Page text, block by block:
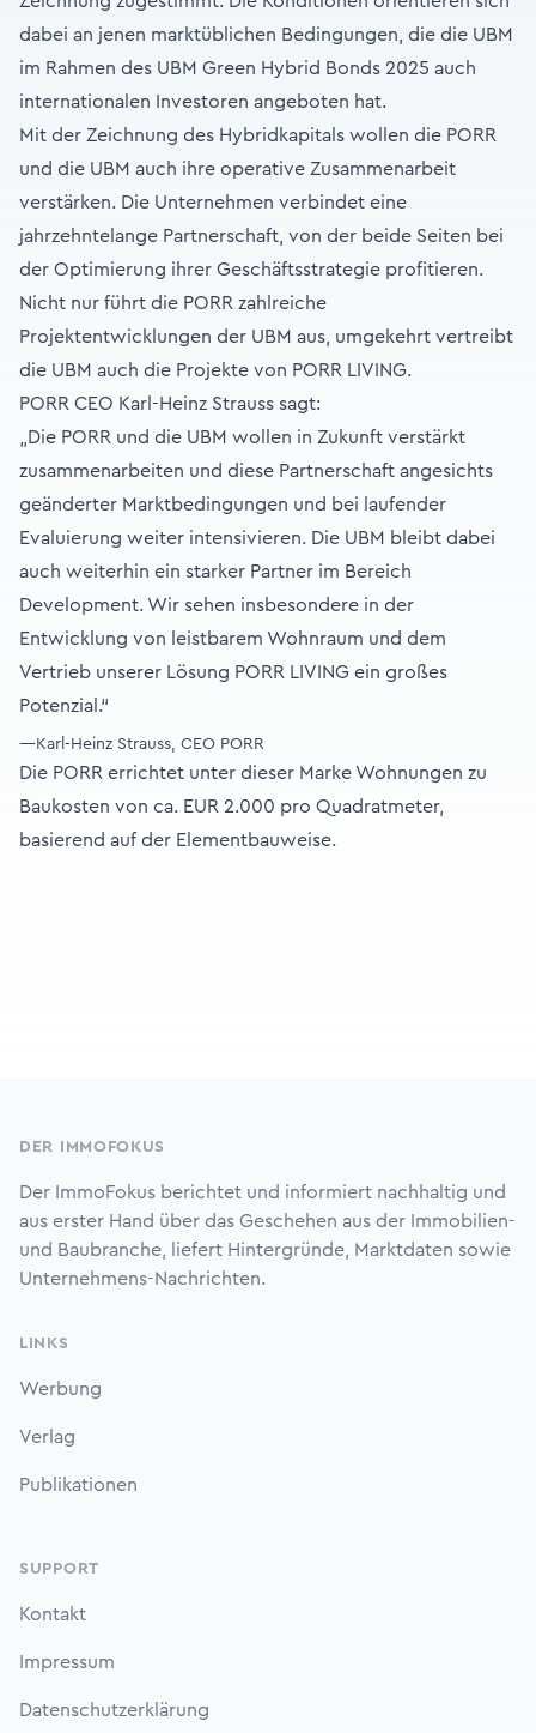
dabei an jenen marktüblichen Bedingungen, die die UBM
im Rahmen des UBM Green Hybrid Bonds 2025 auch
internationalen Investoren angeboten hat.
Mit der Zeichnung des Hybridkapitals wollen die PORR
und die UBM auch ihre operative Zusammenarbeit
verstärken. Die Unternehmen verbindet eine
jahrzehntelange Partnerschaft, von der beide Seiten bei
der Optimierung ihrer Geschäftsstrategie profitieren.
Nicht nur führt die PORR zahlreiche
Projektentwicklungen der UBM aus, umgekehrt vertreibt
die UBM auch die Projekte von PORR LIVING.
PORR CEO Karl-Heinz Strauss sagt:
„Die PORR und die UBM wollen in Zukunft verstärkt
zusammenarbeiten und diese Partnerschaft angesichts
geänderter Marktbedingungen und bei laufender
Evaluierung weiter intensivieren. Die UBM bleibt dabei
auch weiterhin ein starker Partner im Bereich
Development. Wir sehen insbesondere in der
Entwicklung von leistbarem Wohnraum und dem
Vertrieb unserer Lösung PORR LIVING ein großes
Potenzial.“
—Karl-Heinz Strauss, CEO PORR
Die PORR errichtet unter dieser Marke Wohnungen zu
Baukosten von ca. EUR 2.000 pro Quadratmeter,
basierend auf der Elementbauweise.
DER IMMOFOKUS
Der ImmoFokus berichtet und informiert nachhaltig und
aus erster Hand über das Geschehen aus der Immobilien-
und Baubranche, liefert Hintergründe, Marktdaten sowie
Unternehmens-Nachrichten.
LINKS
Werbung
Verlag
Publikationen
SUPPORT
Kontakt
Impressum
Datenschutzerklärung